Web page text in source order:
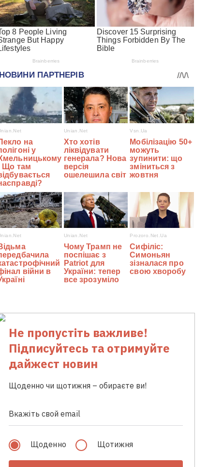
Не пропустіть важливе!
Підписуйтесь та отримуйте
дайжест новин
Щоденно чи щотижня – обираєте ви!
Щоденно Щотижня